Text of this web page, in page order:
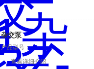
杂交泵
产品型号：
查看详细介绍